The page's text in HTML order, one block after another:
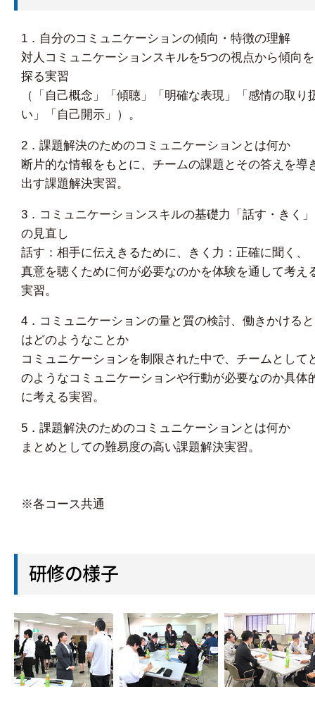
1．自分のコミュニケーションの傾向・特徴の理解
対人コミュニケーションスキルを5つの視点から傾向を
探る実習
（「自己概念」「傾聴」「明確な表現」「感情の取り
い」「自己開示」）。
2．課題解決のためのコミュニケーションとは何か
断片的な情報をもとに、チームの課題とその答えを導
出す課題解決実習。
3．コミュニケーションスキルの基礎力「話す・きく」
の見直し
話す：相手に伝えきるために、きく力：正確に聞く、
真意を聴くために何が必要なのかを体験を通して考え
実習。
4．コミュニケーションの量と質の検討、働きかけると
はどのようなことか
コミュニケーションを制限された中で、チームとして
のようなコミュニケーションや行動が必要なのか具体
に考える実習。
5．課題解決のためのコミュニケーションとは何か
まとめとしての難易度の高い課題解決実習。
※各コース共通
研修の様子